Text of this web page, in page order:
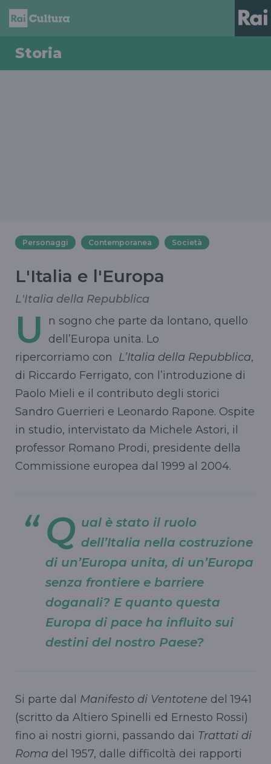
Storia
Personaggi Contemporanea Società
L'Italia e l'Europa
L'Italia della Repubblica
U
n sogno che parte da lontano, quello
dell’Europa unita. Lo
ripercorriamo con L’Italia della Repubblica,
di Riccardo Ferrigato, con l’introduzione di
Paolo Mieli e il contributo degli storici
Sandro Guerrieri e Leonardo Rapone. Ospite
in studio, intervistato da Michele Astori, il
professor Romano Prodi, presidente della
Commissione europea dal 1999 al 2004.
Q ual è stato il ruolo
dell’Italia nella costruzione
di un’Europa unita, di un’Europa
senza frontiere e barriere
doganali? E quanto questa
Europa di pace ha influito sui
destini del nostro Paese?
Si parte dal Manifesto di Ventotene del 1941
(scritto da Altiero Spinelli ed Ernesto Rossi)
fino ai nostri giorni, passando dai Trattati di
Roma del 1957, dalle difficoltà dei rapporti